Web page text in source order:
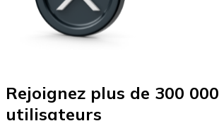
Rejoignez plus de 300 000
utilisateurs